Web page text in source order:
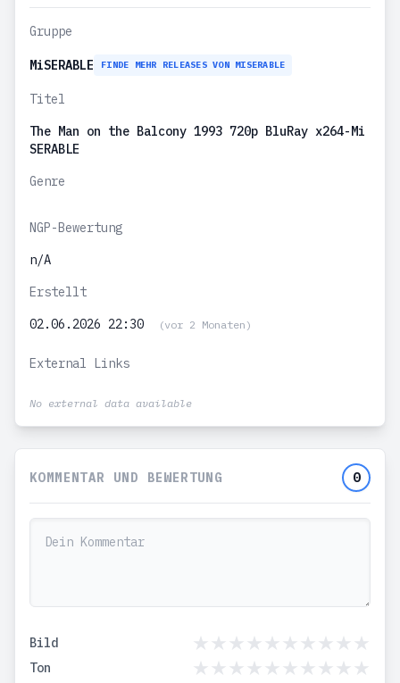
Gruppe
MiSERABLE FINDE MEHR RELEASES VON MISERABLE
Titel
The Man on the Balcony 1993 720p BluRay x264-Mi
SERABLE
Genre
NGP-Bewertung
n/A
Erstellt
02.06.2026 22:30
(vor 2 Monaten)
External Links
No external data available
KOMMENTAR UND BEWERTUNG 0
Bild
Ton